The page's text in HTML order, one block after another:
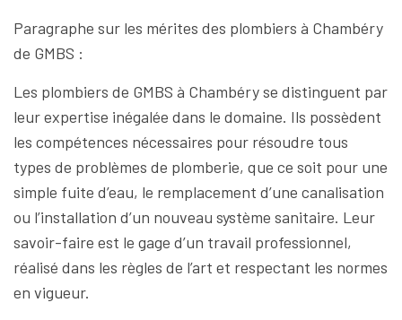
Paragraphe sur les mérites des plombiers à Chambéry
de GMBS :
Les plombiers de GMBS à Chambéry se distinguent par
leur expertise inégalée dans le domaine. Ils possèdent
les compétences nécessaires pour résoudre tous
types de problèmes de plomberie, que ce soit pour une
simple fuite d’eau, le remplacement d’une canalisation
ou l’installation d’un nouveau système sanitaire. Leur
savoir-faire est le gage d’un travail professionnel,
réalisé dans les règles de l’art et respectant les normes
en vigueur.